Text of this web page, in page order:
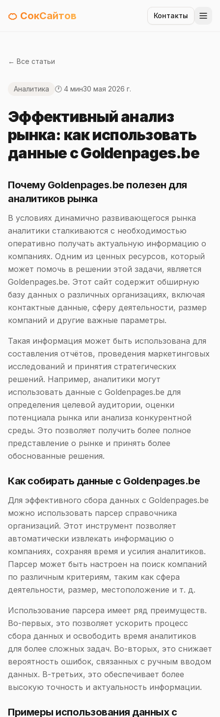
🍊 СокСайтов Контакты
← Все статьи
Аналитика 🕐 4 мин30 мая 2026 г.
Эффективный анализ
рынка: как использовать
данные с Goldenpages.be
Почему Goldenpages.be полезен для
аналитиков рынка
В условиях динамично развивающегося рынка
аналитики сталкиваются с необходимостью
оперативно получать актуальную информацию о
компаниях. Одним из ценных ресурсов, который
может помочь в решении этой задачи, является
Goldenpages.be. Этот сайт содержит обширную
базу данных о различных организациях, включая
контактные данные, сферу деятельности, размер
компаний и другие важные параметры.
Такая информация может быть использована для
составления отчётов, проведения маркетинговых
исследований и принятия стратегических
решений. Например, аналитики могут
использовать данные с Goldenpages.be для
определения целевой аудитории, оценки
потенциала рынка или анализа конкурентной
среды. Это позволяет получить более полное
представление о рынке и принять более
обоснованные решения.
Как собирать данные с Goldenpages.be
Для эффективного сбора данных с Goldenpages.be
можно использовать парсер справочника
организаций. Этот инструмент позволяет
автоматически извлекать информацию о
компаниях, сохраняя время и усилия аналитиков.
Парсер может быть настроен на поиск компаний
по различным критериям, таким как сфера
деятельности, размер, местоположение и т. д.
Использование парсера имеет ряд преимуществ.
Во-первых, это позволяет ускорить процесс
сбора данных и освободить время аналитиков
для более сложных задач. Во-вторых, это снижает
вероятность ошибок, связанных с ручным вводом
данных. В-третьих, это обеспечивает более
высокую точность и актуальность информации.
Примеры использования данных с